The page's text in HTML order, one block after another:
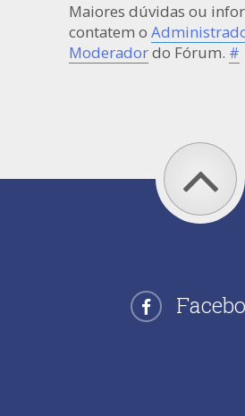
Maiores dúvidas ou
contatem o
Moderadordo Fórum. #